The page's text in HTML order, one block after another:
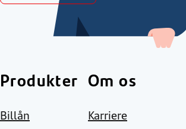
Produkter
Billån
Om os
Karriere